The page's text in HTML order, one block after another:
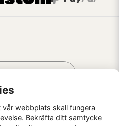
webbplats skall fungera
Bekräfta ditt samtycke